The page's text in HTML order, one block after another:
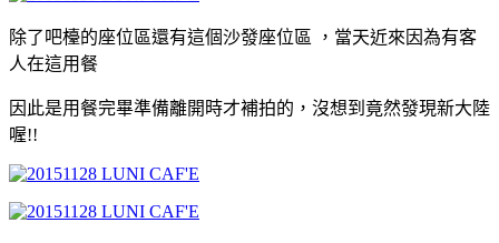
除了吧檯的座位區還有這個沙發座位區
，當天近來因為有客
人在這用餐
因此是用餐完畢準備離開時才補拍的 ，沒想到竟然發現新大陸
喔!!